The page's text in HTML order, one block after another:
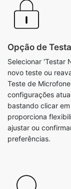
Opção de
Selecionar 'Testar
novo teste ou
Teste de
configurações
bastando clicar
proporciona
ajustar ou
preferências.